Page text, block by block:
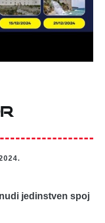
jedinstven spoj